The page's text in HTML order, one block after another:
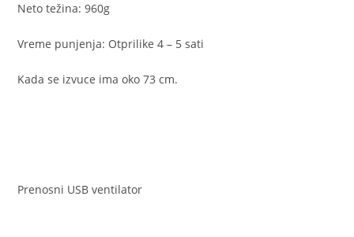
Neto težina: 960g
Vreme punjenja: Otprilike 4 – 5 sati
Kada se izvuce ima oko 73 cm.
Prenosni USB ventilator